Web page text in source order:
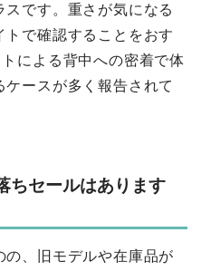
です。重さが気になる
で確認することをおす
による背中への密着で体
ースが多く報告されて
ちセールはあります
の、旧モデルや在庫品が